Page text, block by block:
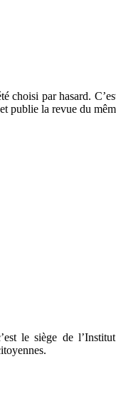
choisi par hasard.
publie la revue du
le siège de